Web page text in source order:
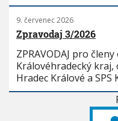
9. červenec 2026
Zpravodaj 3/2026
ZPRAVODAJ pro
Královéhradecký kraj,
Hradec Králové a